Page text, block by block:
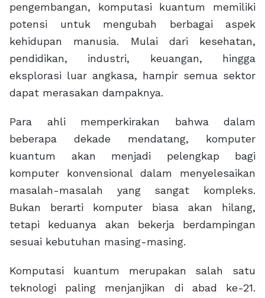
pengembangan, komputasi kuantum memiliki
potensi untuk mengubah berbagai aspek
kehidupan manusia. Mulai dari kesehatan,
pendidikan, industri, keuangan, hingga
eksplorasi luar angkasa, hampir semua sektor
dapat merasakan dampaknya.
Para ahli memperkirakan bahwa dalam
beberapa dekade mendatang, komputer
kuantum akan menjadi pelengkap bagi
komputer konvensional dalam menyelesaikan
masalah-masalah yang sangat kompleks.
Bukan berarti komputer biasa akan hilang,
tetapi keduanya akan bekerja berdampingan
sesuai kebutuhan masing-masing.
Komputasi kuantum merupakan salah satu
teknologi paling menjanjikan di abad ke-21.